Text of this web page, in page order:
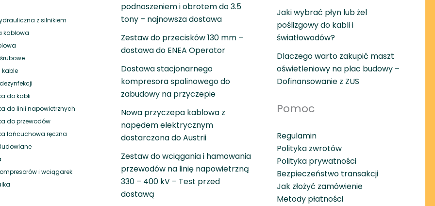
z silnikiem
kablowa
kable
do kabli
do linii napowietrznych
do przewodów
łańcuchowa ręczna
i wciągarek
podnoszeniem i obrotem do 3.5
tony – najnowsza dostawa
Zestaw do przecisków 130 mm –
dostawa do ENEA Operator
Dostawa stacjonarnego
kompresora spalinowego do
zabudowy na przyczepie
Nowa przyczepa kablowa z
napędem elektrycznym
dostarczona do Austrii
Zestaw do wciągania i hamowania
przewodów na linię napowietrzną
330 – 400 kV – Test przed
dostawą
Jaki wybrać płyn lub żel
poślizgowy do kabli i
światłowodów?
Dlaczego warto zakupić maszt
oświetleniowy na plac budowy –
Dofinansowanie z ZUS
Pomoc
Regulamin
Polityka zwrotów
Polityka prywatności
Bezpieczeństwo transakcji
Jak złożyć zamówienie
Metody płatności